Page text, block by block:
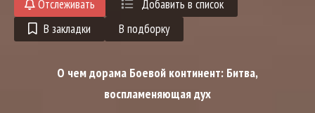
Отслеживать
Добавить в список
В закладки
В подборку
О чем дорама Боевой континент: Битва,
воспламеняющая дух